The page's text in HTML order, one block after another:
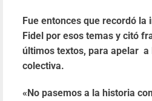
Fue entonces que recordó
Fidel por esos temas y citó
últimos textos, para apelar a
colectiva.
«No pasemos a la historia